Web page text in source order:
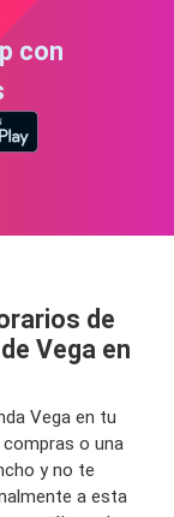
con
de
Vega en
Vega en tu
o una
y no te
a esta